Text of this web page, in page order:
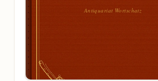
Antiquariat Wortschatz